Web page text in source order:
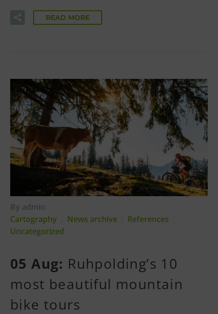
READ MORE
By admin
Cartography
News archive
References
Uncategorized
05 Aug: Ruhpolding’s 10
most beautiful mountain
bike tours